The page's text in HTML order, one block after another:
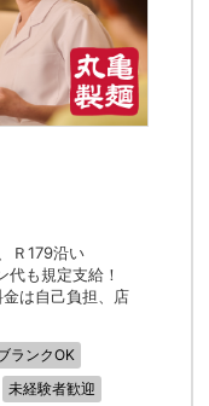
Ｒ179沿い
も規定支給！
は自己負担、店
ランクOK
未経験者歓迎